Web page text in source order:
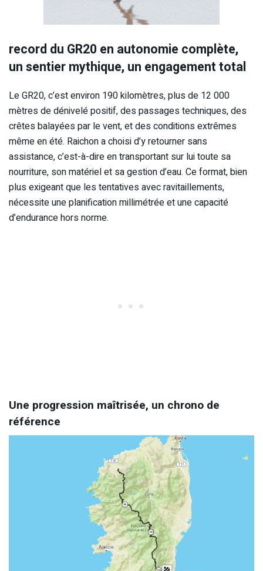
record du GR20 en autonomie complète,
un sentier mythique, un engagement total
Le GR20, c’est environ 190 kilomètres, plus de 12 000
mètres de dénivelé positif, des passages techniques, des
crêtes balayées par le vent, et des conditions extrêmes
même en été. Raichon a choisi d’y retourner sans
assistance, c’est-à-dire en transportant sur lui toute sa
nourriture, son matériel et sa gestion d’eau. Ce format, bien
plus exigeant que les tentatives avec ravitaillements,
nécessite une planification millimétrée et une capacité
d’endurance hors norme.
Une progression maîtrisée, un chrono de
référence